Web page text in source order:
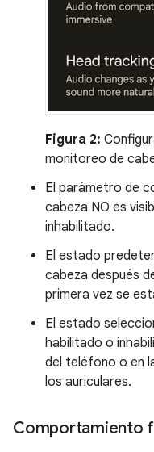
Figura 2:
monitoreo de
El parámetro de
cabeza NO es
inhabilitado.
El estado
cabeza después
primera vez se
El estado
habilitado o
del teléfono o en
los auriculares.
Comportamiento